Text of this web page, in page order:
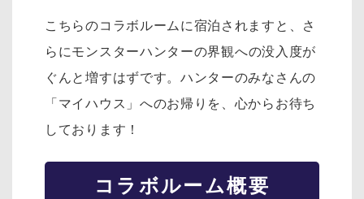
こちらのコラボルームに宿泊されますと、さ
らにモンスターハンターの界観への没入度が
ぐんと増すはずです。ハンターのみなさんの
「マイハウス」へのお帰りを、心からお待ち
しております！
コラボルーム概要